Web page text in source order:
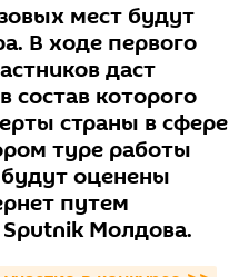
мест будут
В ходе первого
даст
которого
страны в сфере
туре работы
оценены
путем
Sputnik Молдова.